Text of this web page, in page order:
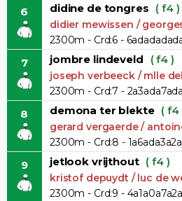
6 didine de tongres ( f4 )
didier mewissen /
2300m - Crd:6 -
7 jombre lindeveld ( f4 )
joseph verbeeck / mlle
2300m - Crd:7 -
8 demona ter blekte ( f4
gerard vergaerde /
2300m - Crd:8 -
9 jetlook vrijthout ( f4 )
kristof depuydt / luc de
2300m - Crd:9 -